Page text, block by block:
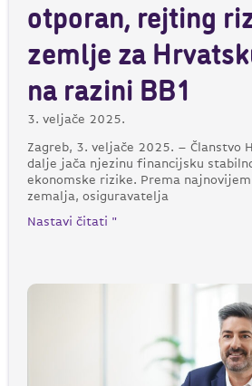
otporan, rejting
zemlje za
na razini BB1
3. veljače 2025.
Zagreb, 3. veljače 2025. – Članstvo
dalje jača njezinu financijsku
ekonomske rizike. Prema
zemalja, osiguravatelja
Nastavi čitati "